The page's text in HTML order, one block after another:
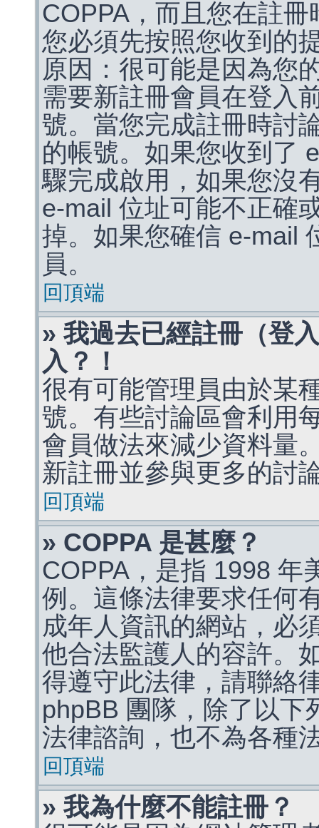
COPPA，而且您在註
您必須先按照您收到的
原因：很可能是因為您
需要新註冊會員在登入
號。當您完成註冊時討
的帳號。如果您收到了
驟完成啟用，如果您沒
e-mail 位址可能不正確
掉。如果您確信 e-mail
員。
回頂端
» 我過去已經註冊（登
入？！
很有可能管理員由於某
號。有些討論區會利用
會員做法來減少資料量
新註冊並參與更多的討
回頂端
» COPPA 是甚麼？
COPPA，是指 1998 年
例。這條法律要求任何
成年人資訊的網站，必
他合法監護人的容許。
得遵守此法律，請聯絡
phpBB 團隊，除了以下
法律諮詢，也不為各種
回頂端
» 我為什麼不能註冊？